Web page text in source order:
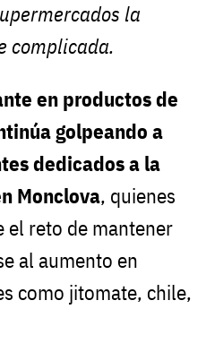
la
complicada.
en productos de
golpeando a
dedicados a la
Monclova, quienes
el reto de mantener
al aumento en
como jitomate, chile,